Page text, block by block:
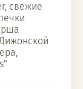
свежие